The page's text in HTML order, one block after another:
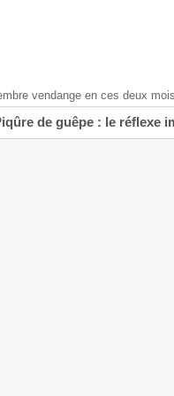
vendange en ces deux
de guêpe : le réflexe